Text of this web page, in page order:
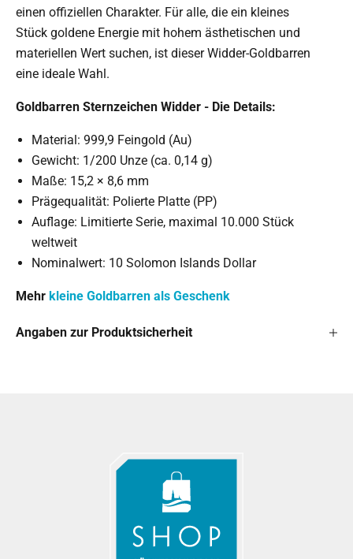
einen offiziellen Charakter. Für alle, die ein kleines
Stück goldene Energie mit hohem ästhetischen und
materiellen Wert suchen, ist dieser Widder-Goldbarren
eine ideale Wahl.
Goldbarren Sternzeichen Widder - Die Details:
Material: 999,9 Feingold (Au)
Gewicht: 1/200 Unze (ca. 0,14 g)
Maße: 15,2 × 8,6 mm
Prägequalität: Polierte Platte (PP)
Auflage: Limitierte Serie, maximal 10.000 Stück
weltweit
Nominalwert: 10 Solomon Islands Dollar
Mehr kleine Goldbarren als Geschenk
Angaben zur Produktsicherheit